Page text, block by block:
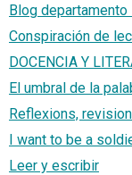
Blog departamento
Conspiración de
DOCENCIA Y
El umbral de la
Reflexions,
I want to be a
Leer y escribir